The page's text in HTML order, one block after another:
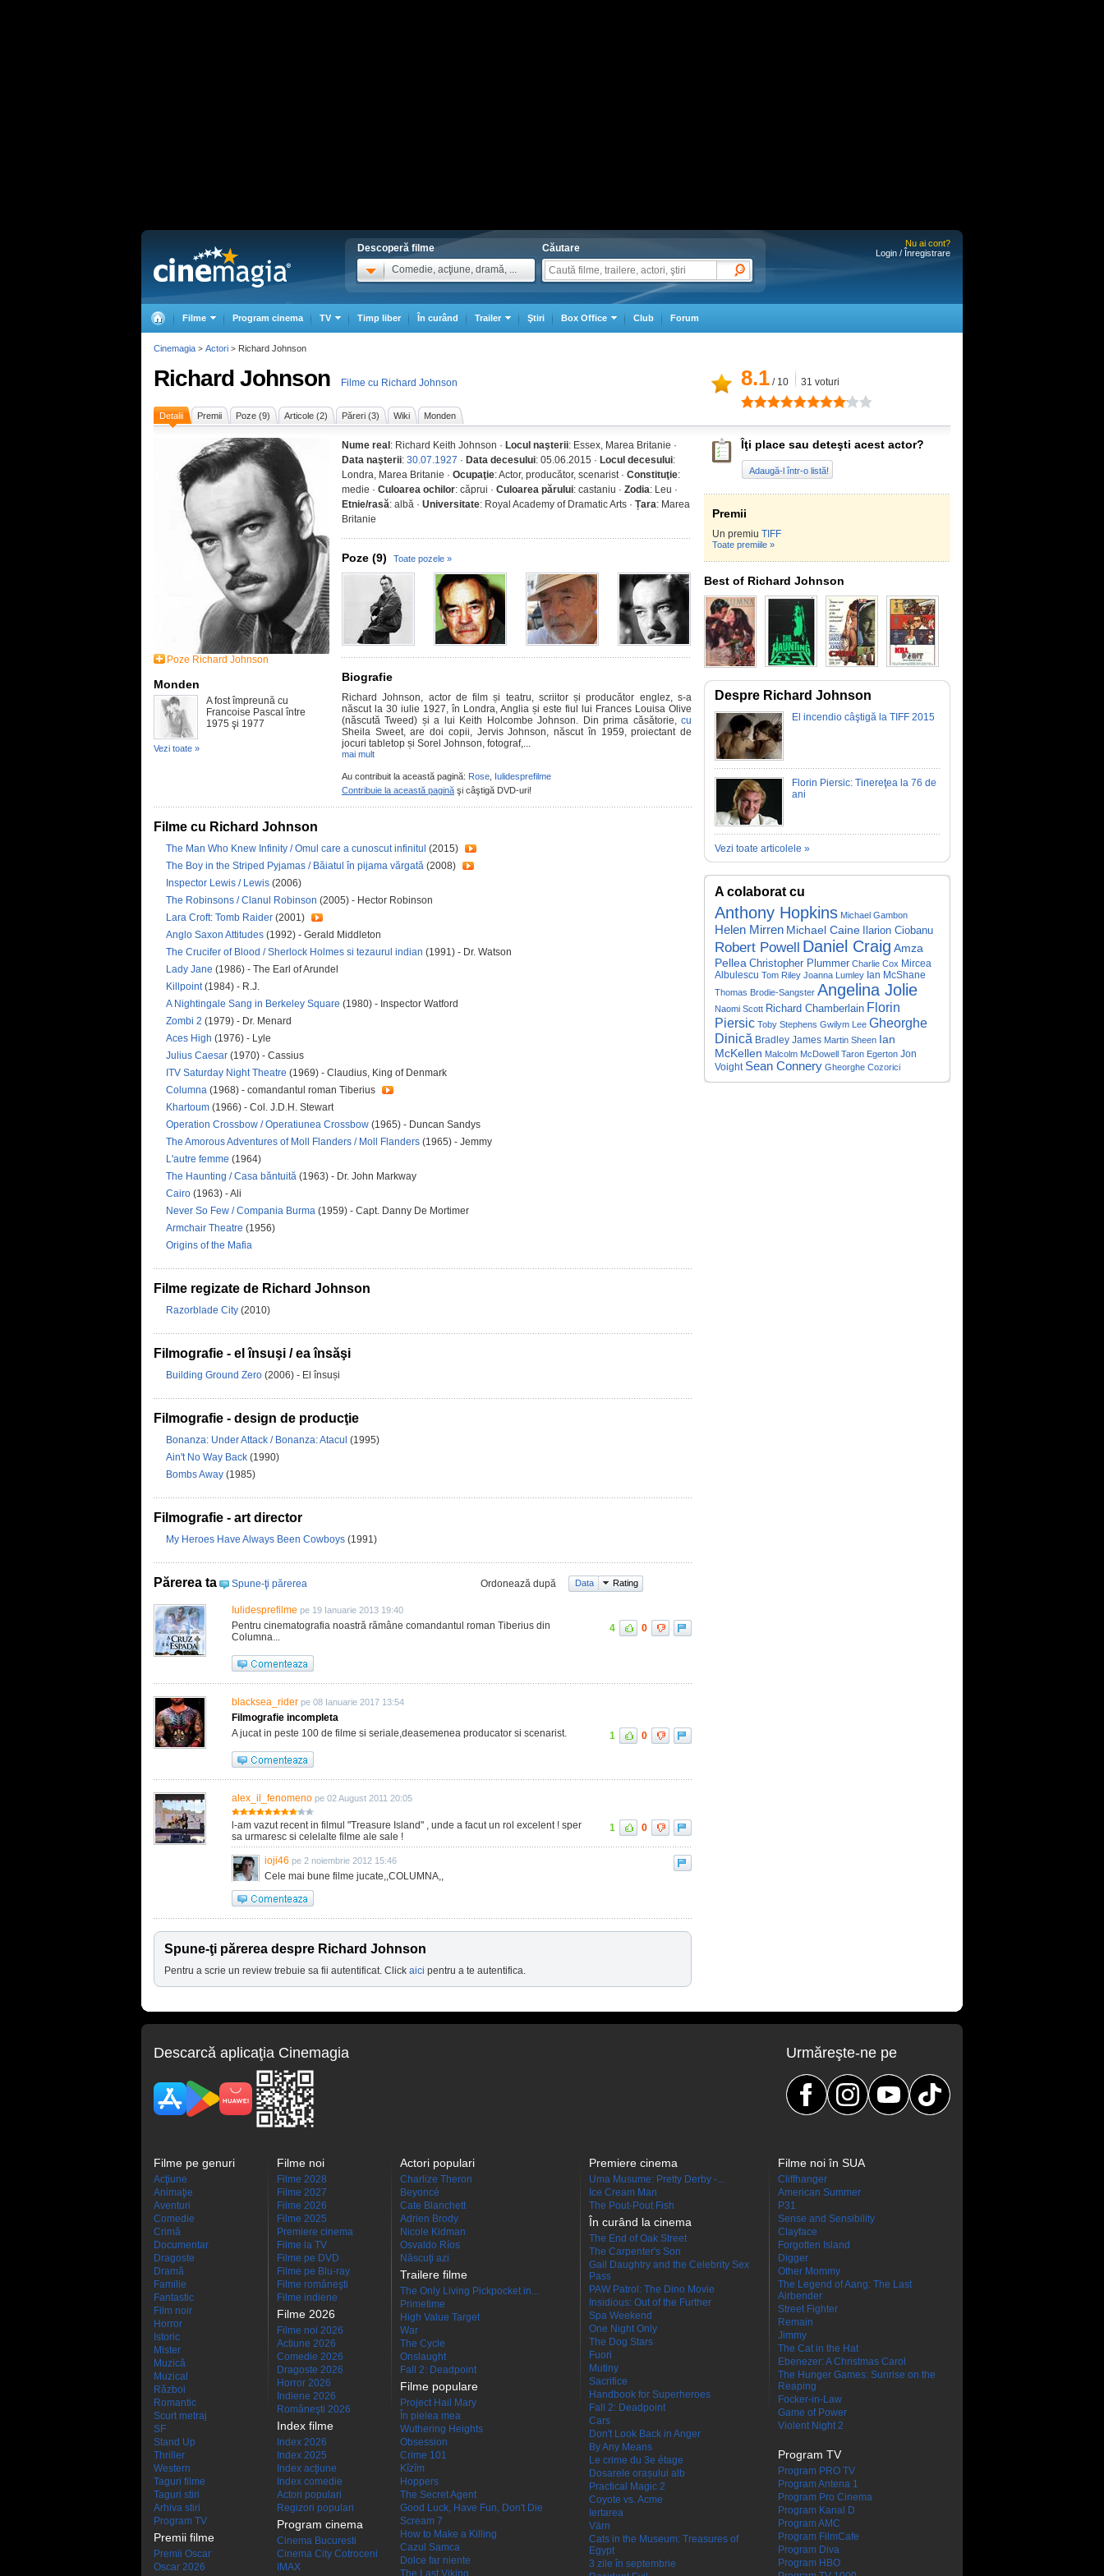
Descoperă filme
Comedie, acţiune, dramă, ...
Căutare
Nu ai cont?
Login / Înregistrare
Filme Program cinema TV Timp liber În curând Trailer Ştiri Box Office Club Forum
Richard Johnson Filme cu Richard Johnson 8.1 / 10 31 voturi
Detalii Premii Poze (9) Articole (2) Păreri (3) Wiki Monden
Poze Richard Johnson
Monden
A fost împreună cu
Francoise Pascal între
1975 şi 1977
Vezi toate »
Nume real : Richard Keith Johnson · Locul naşterii: Essex, Marea Britanie ·
Data naşterii: 30.07.1927 · Data decesului: 05.06.2015 · Locul decesului:
Londra, Marea Britanie · Ocupaţie: Actor, producător, scenarist · Constituţie:
medie · Culoarea ochilor: căprui · Culoarea părului: castaniu · Zodia: Leu ·
Etnie/rasă: albă · Universitate: Royal Academy of Dramatic Arts · Țara: Marea
Britanie
Poze (9) Toate pozele »
Biografie
Richard Johnson, actor de film și teatru, scriitor și producător englez, s-a
născut la 30 iulie 1927, în Londra, Anglia și este fiul lui Frances Louisa Olive
(născută Tweed) și a lui Keith Holcombe Johnson. Din prima căsătorie, cu
Sheila Sweet, are doi copii, Jervis Johnson, născut în 1959, proiectant de
jocuri tabletop și Sorel Johnson, fotograf,...
mai mult
Au contribuit la această pagină: Rose Iulidesprefilme
Contribuie la această pagină şi câştigă DVD-uri!
Filme cu Richard Johnson
The Man Who Knew Infinity / Omul care a cunoscut infinitul (2015)
The Boy in the Striped Pyjamas / Băiatul în pijama vărgată (2008)
Inspector Lewis / Lewis (2006)
The Robinsons / Clanul Robinson (2005) - Hector Robinson
Lara Croft: Tomb Raider (2001)
Anglo Saxon Attitudes (1992) - Gerald Middleton
The Crucifer of Blood / Sherlock Holmes si tezaurul indian (1991) - Dr. Watson
Lady Jane (1986) - The Earl of Arundel
Killpoint(1984) - R.J.
A Nightingale Sang in Berkeley Square (1980) - Inspector Watford
Zombi 2 (1979) - Dr. Menard
Aces High (1976) - Lyle
Julius Caesar (1970) - Cassius
ITV Saturday Night Theatre (1969) - Claudius, King of Denmark
Columna (1968) - comandantul roman Tiberius
Khartoum (1966) - Col. J.D.H. Stewart
Operation Crossbow / Operatiunea Crossbow (1965) - Duncan Sandys
The Amorous Adventures of Moll Flanders / Moll Flanders (1965) - Jemmy
L'autre femme (1964)
The Haunting / Casa băntuită (1963) - Dr. John Markway
Cairo (1963) - Ali
Never So Few / Compania Burma (1959) - Capt. Danny De Mortimer
Armchair Theatre (1956)
Origins of the Mafia
Filme regizate de Richard Johnson
Razorblade City (2010)
Filmografie - el însuşi / ea însăşi
Building Ground Zero (2006) - El însuși
Filmografie - design de producţie
Bonanza: Under Attack / Bonanza: Atacul (1995)
Ain't No Way Back (1990)
Bombs Away (1985)
Filmografie - art director
My Heroes Have Always Been Cowboys (1991)
Părerea ta Spune-ţi părerea Ordonează după Data Rating
Iulidesprefilme pe 19 Ianuarie 2013 19:40
Pentru cinematografia noastră rămâne comandantul roman Tiberius din
Columna...
4 0
blacksea_rider pe 08 Ianuarie 2017 13:54
Filmografie incompleta
A jucat in peste 100 de filme si seriale,deasemenea producator si scenarist.
1 0
alex_il_fenomeno pe 02 August 2011 20:05
l-am vazut recent in filmul "Treasure Island" , unde a facut un rol excelent ! sper
sa urmaresc si celelalte filme ale sale !
1 0
ioji46 pe 2 noiembrie 2012 15:46
Cele mai bune filme jucate,,COLUMNA,,
Spune-ţi părerea despre Richard Johnson
Pentru a scrie un review trebuie sa fii autentificat. Click aici pentru a te autentifica.
Îţi place sau deteşti acest actor?
Adaugă-l într-o listă!
Premii
Un premiu TIFF
Toate premiile »
Best of Richard Johnson
Despre Richard Johnson
El incendio câştigă la TIFF 2015
Florin Piersic: Tinereţea la 76 de
ani
Vezi toate articolele »
A colaborat cu
Anthony Hopkins Michael Gambon
Helen Mirren Michael Caine Ilarion Ciobanu
Robert Powell Daniel Craig Amza
Pellea Christopher Plummer Charlie Cox Mircea
Albulescu Tom Riley Joanna Lumley Ian McShane
Thomas Brodie-Sangster Angelina Jolie
Naomi Scott Richard Chamberlain Florin
Piersic Toby Stephens Gwilym Lee Gheorghe
Dinică Bradley James Martin Sheen Ian
McKellen Malcolm McDowell Taron Egerton Jon
Voight Sean Connery Gheorghe Cozorici
Cinemagia > Actori > Richard Johnson
Descarcă aplicaţia Cinemagia Urmăreşte-ne pe
Filme pe genuri
Acţiune
Animaţie
Aventuri
Comedie
Crimă
Documentar
Dragoste
Dramă
Familie
Fantastic
Film noir
Horror
Istoric
Mister
Muzică
Muzical
Război
Romantic
Scurt metraj
SF
Stand Up
Thriller
Western
Taguri filme
Taguri stiri
Arhiva stiri
Program TV
Premii filme
Premii Oscar
Oscar 2026
Filme noi
Filme 2028
Filme 2027
Filme 2026
Filme 2025
Premiere cinema
Filme la TV
Filme pe DVD
Filme pe Blu-ray
Filme româneşti
Filme indiene
Filme 2026
Filme noi 2026
Actiune 2026
Comedie 2026
Dragoste 2026
Horror 2026
Indiene 2026
Româneşti 2026
Index filme
Index 2026
Index 2025
Index acţiune
Index comedie
Actori populari
Regizori populari
Program cinema
Cinema Bucuresti
Cinema City Cotroceni
IMAX
Actori populari
Charlize Theron
Beyoncé
Cate Blanchett
Adrien Brody
Nicole Kidman
Osvaldo Ríos
Născuţi azi
Trailere filme
The Only Living Pickpocket in...
Primetime
High Value Target
War
The Cycle
Onslaught
Fall 2: Deadpoint
Filme populare
Project Hail Mary
În pielea mea
Wuthering Heights
Obsession
Crime 101
Kîzîm
Hoppers
The Secret Agent
Good Luck, Have Fun, Don't Die
Scream 7
How to Make a Killing
Cazul Samca
Dolce far niente
The Last Viking
Premiere cinema
Uma Musume: Pretty Derby -...
Ice Cream Man
The Pout-Pout Fish
În curând la cinema
The End of Oak Street
The Carpenter's Son
Gail Daughtry and the Celebrity Sex
Pass
PAW Patrol: The Dino Movie
Insidious: Out of the Further
Spa Weekend
One Night Only
The Dog Stars
Fuori
Mutiny
Sacrifice
Handbook for Superheroes
Fall 2: Deadpoint
Cars
Don't Look Back in Anger
By Any Means
Le crime du 3e étage
Dosarele orașului alb
Practical Magic 2
Coyote vs. Acme
Iertarea
Värn
Cats in the Museum: Treasures of
Egypt
3 zile în septembrie
Filme noi în SUA
Cliffhanger
American Summer
P31
Sense and Sensibility
Clayface
Forgotten Island
Digger
Other Mommy
The Legend of Aang: The Last
Airbender
Street Fighter
Remain
Jimmy
The Cat in the Hat
Ebenezer: A Christmas Carol
The Hunger Games: Sunrise on the
Reaping
Focker-in-Law
Game of Power
Violent Night 2
Program TV
Program PRO TV
Program Antena 1
Program Pro Cinema
Program Kanal D
Program AMC
Program FilmCafe
Program Diva
Program HBO